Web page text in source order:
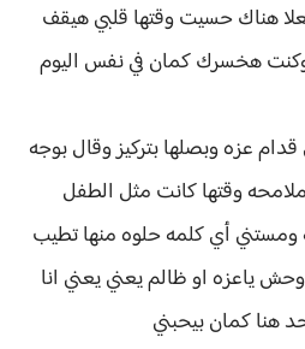
هناك حسيت وقتها قلبي هيقف
هخسرك كمان في نفس اليوم
عزه وبصلها بتركيز وقال بوجه
وقتها كانت مثل الطفل
ومستني أي كلمه حلوه منها تطيب
ياعزه او ظالم يعني يعني انا
هنا كمان بيحبني